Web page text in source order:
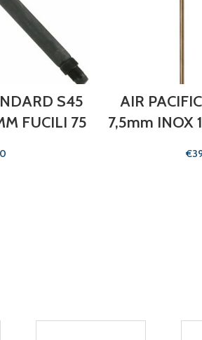
S45
FUCILI 75
AIR
7,5mm INOX
€